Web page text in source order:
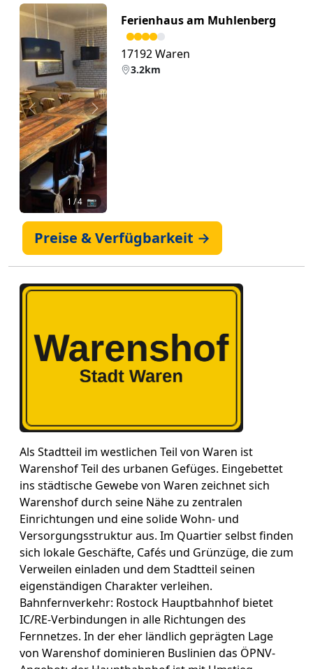
Zurück Weiter
1 / 4 📷
Ferienhaus am Muhlenberg
17192 Waren
3.2km
Preise & Verfügbarkeit →
Als Stadtteil im westlichen Teil von Waren ist
Warenshof Teil des urbanen Gefüges. Eingebettet
ins städtische Gewebe von Waren zeichnet sich
Warenshof durch seine Nähe zu zentralen
Einrichtungen und eine solide Wohn- und
Versorgungsstruktur aus. Im Quartier selbst finden
sich lokale Geschäfte, Cafés und Grünzüge, die zum
Verweilen einladen und dem Stadtteil seinen
eigenständigen Charakter verleihen.
Bahnfernverkehr: Rostock Hauptbahnhof bietet
IC/RE-Verbindungen in alle Richtungen des
Fernnetzes. In der eher ländlich geprägten Lage
von Warenshof dominieren Buslinien das ÖPNV-